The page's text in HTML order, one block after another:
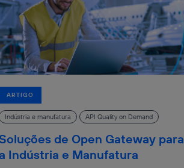
ARTIGO
Indústria e manufatura API Quality on Demand
de Open Gateway para
a Indústria e Manufatura